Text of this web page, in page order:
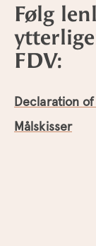
Følg
FDV:
Declaration
Målskisser